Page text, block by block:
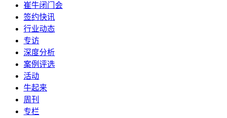
崔牛闭门会
签约快讯
行业动态
专访
深度分析
案例评选
活动
牛起来
周刊
专栏